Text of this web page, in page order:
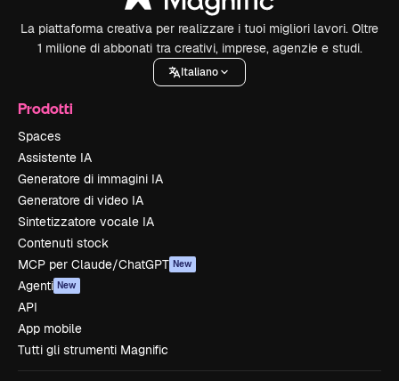
La piattaforma creativa per realizzare i tuoi migliori lavori. Oltre
1 milione di abbonati tra creativi, imprese, agenzie e studi.
Italiano
Prodotti
Spaces
Assistente IA
Generatore di immagini IA
Generatore di video IA
Sintetizzatore vocale IA
Contenuti stock
MCP per Claude/ChatGPT New
Agenti New
API
App mobile
Tutti gli strumenti Magnific